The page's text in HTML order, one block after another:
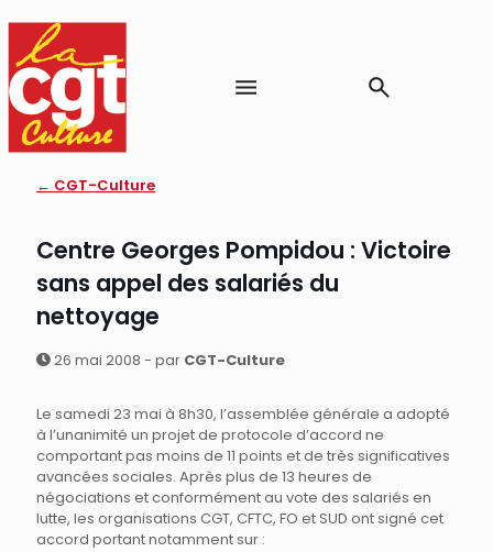
← CGT-Culture
Centre Georges Pompidou : Victoire
sans appel des salariés du
nettoyage
26 mai 2008 - par CGT-Culture
Le samedi 23 mai à 8h30, l’assemblée générale a adopté
à l’unanimité un projet de protocole d’accord ne
comportant pas moins de 11 points et de très significatives
avancées sociales. Après plus de 13 heures de
négociations et conformément au vote des salariés en
lutte, les organisations CGT, CFTC, FO et SUD ont signé cet
accord portant notamment sur :